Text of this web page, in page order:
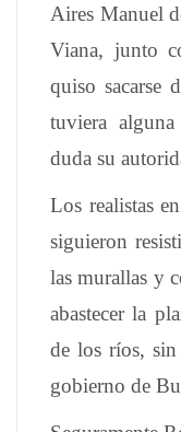
Aires Manuel
Viana, junto
quiso sacarse
tuviera
duda su
Los realistas
siguieron
las murallas y
abastecer la
de los ríos, sin
gobierno de